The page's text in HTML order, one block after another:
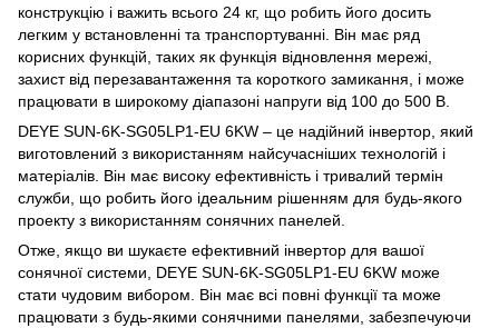
конструкцію і важить всього 24 кг, що робить його досить
легким у встановленні та транспортуванні. Він має ряд
корисних функцій, таких як функція відновлення мережі,
захист від перезавантаження та короткого замикання, і може
працювати в широкому діапазоні напруги від 100 до 500 В.
DEYE SUN-6K-SG05LP1-EU 6KW – це надійний інвертор, який
виготовлений з використанням найсучасніших технологій і
матеріалів. Він має високу ефективність і тривалий термін
служби, що робить його ідеальним рішенням для будь-якого
проекту з використанням сонячних панелей.
Отже, якщо ви шукаєте ефективний інвертор для вашої
сонячної системи, DEYE SUN-6K-SG05LP1-EU 6KW може
стати чудовим вибором. Він має всі повні функції та може
працювати з будь-якими сонячними панелями, забезпечуючи